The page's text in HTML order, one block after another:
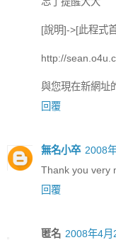
[說明]->[此程式
http://
與您現在新網址
回覆
無名小卒 2008
Thank you very
回覆
匿名 2008年4